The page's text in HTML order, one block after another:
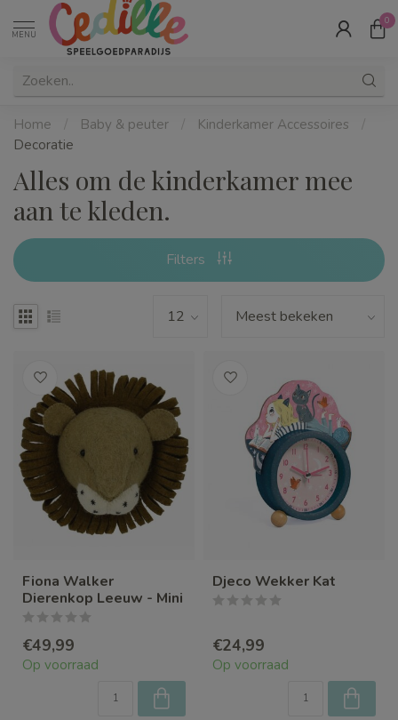
MENU
0
Home / Baby & peuter / Kinderkamer Accessoires
/
Decoratie
Alles om de kinderkamer mee
aan te kleden.
Filters
Fiona Walker
Dierenkop Leeuw - Mini
€49,99
Op voorraad
Djeco Wekker Kat
€24,99
Op voorraad